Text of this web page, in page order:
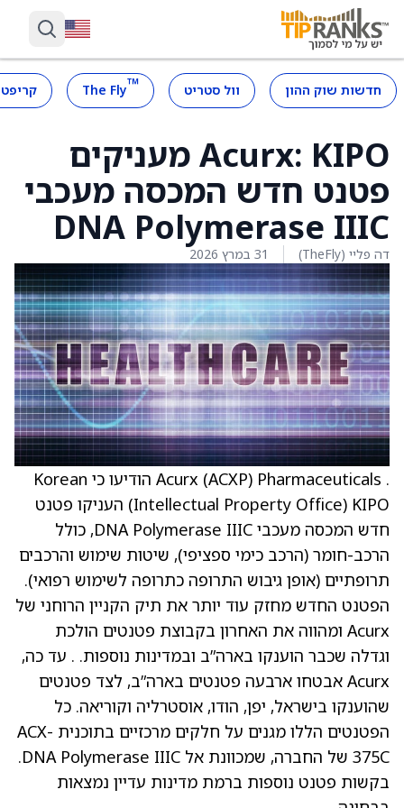
חדשות שוק ההון וול סטריט ™
The Fly
Acurx: KIPO מעניקים
פטנט חדש המכסה מעכבי
DNA Polymerase IIIC
דה פליי (TheFly) 31 במרץ 2026
. Acurx (ACXP) Pharmaceuticals הודיעו כי Korean
Intellectual Property Office) KIPO) העניקו פטנט
חדש המכסה מעכבי DNA Polymerase IIIC, כולל
הרכב-חומר (הרכב כימי ספציפי), שיטות שימוש והרכבים
תרופתיים (אופן גיבוש התרופה כתרופה לשימוש רפואי).
הפטנט החדש מחזק עוד יותר את תיק הקניין הרוחני של
Acurx ומהווה את האחרון בקבוצת פטנטים הולכת
וגדלה שכבר הוענקו בארה”ב ובמדינות נוספות. . עד כה,
Acurx אבטחו ארבעה פטנטים בארה”ב, לצד פטנטים
שהוענקו בישראל, יפן, הודו, אוסטרליה וקוריאה. כל
הפטנטים הללו מגנים על חלקים מרכזיים בתוכנית ACX-
375C של החברה, שמכוונת אל DNA Polymerase IIIC.
בקשות פטנט נוספות ברמת מדינות עדיין נמצאות